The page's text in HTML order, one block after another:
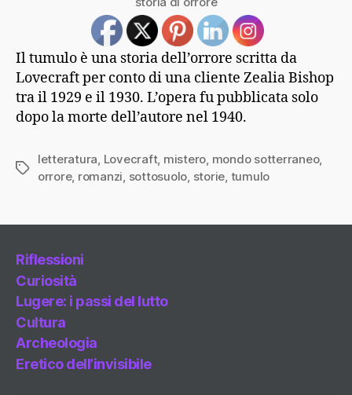
Il tumulo è una storia dell’orrore scritta da
Lovecraft per conto di una cliente Zealia Bishop
tra il 1929 e il 1930. L’opera fu pubblicata solo
dopo la morte dell’autore nel 1940.
Tag
letteratura Lovecraft, mistero mondo sotterraneo,
orrore, romanzi sottosuolo storie tumulo
Riflessioni
Curiosità
Lugere: i passi del lutto
Cultura
Archeologia
Eretico dell’invisibile